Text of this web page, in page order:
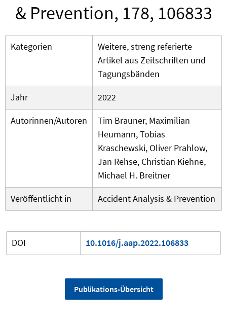
& Prevention, 178, 106833
Kategorien
Weitere, streng referierte
Artikel aus Zeitschriften und
Tagungsbänden
Jahr
2022
Autorinnen/Autoren
Tim Brauner, Maximilian
Heumann, Tobias
Kraschewski, Oliver Prahlow,
Jan Rehse, Christian Kiehne,
Michael H. Breitner
Veröffentlicht in
Accident Analysis & Prevention
DOI 10.1016/j.aap.2022.106833
Publikations-Übersicht